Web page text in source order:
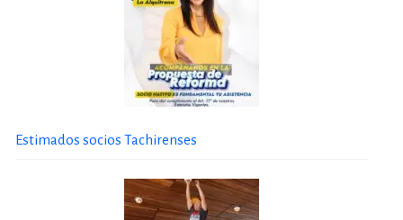
Estimados socios Tachirenses